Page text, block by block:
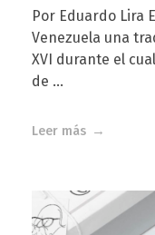
Por Eduardo Lira
Venezuela una
XVI durante el
de ...
Leer más